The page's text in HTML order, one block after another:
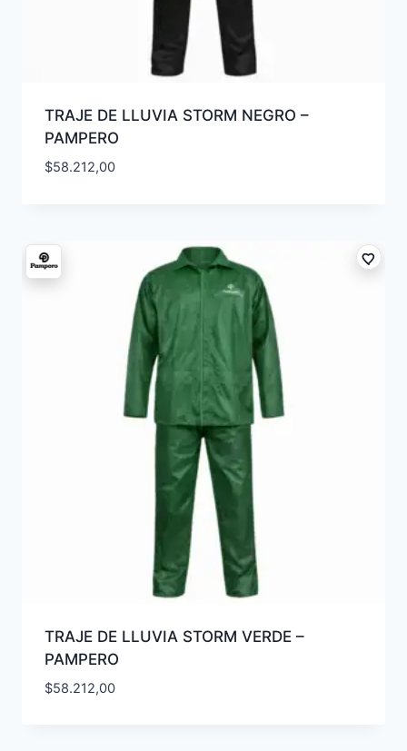
TRAJE DE LLUVIA STORM NEGRO –
PAMPERO
$58.212,00
TRAJE DE LLUVIA STORM VERDE –
PAMPERO
$58.212,00